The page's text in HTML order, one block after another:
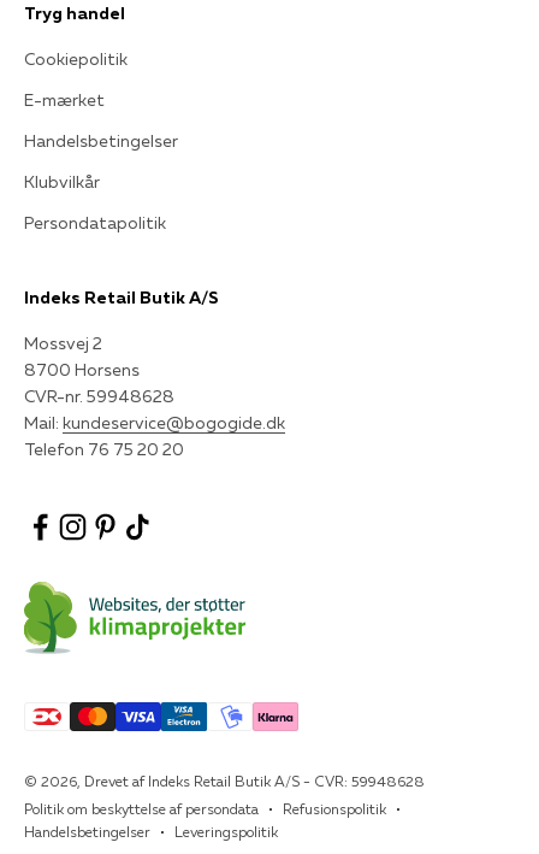
Tryg handel
Cookiepolitik
E-mærket
Handelsbetingelser
Klubvilkår
Persondatapolitik
Indeks Retail Butik A/S
Mossvej 2
8700 Horsens
CVR-nr. 59948628
Mail: kundeservice@bogogide.dk
Telefon 76 75 20 20
© 2026, Drevet af Indeks Retail Butik A/S - CVR: 59948628
Politik om beskyttelse af persondata
Refusionspolitik
Handelsbetingelser
Leveringspolitik